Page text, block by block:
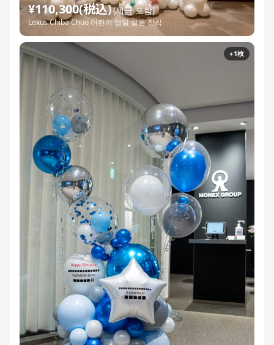
¥110,300(税込)(세금 포함)
Lexus Chiba Chuo 어린이 생일 벌룬 장식
+1枚